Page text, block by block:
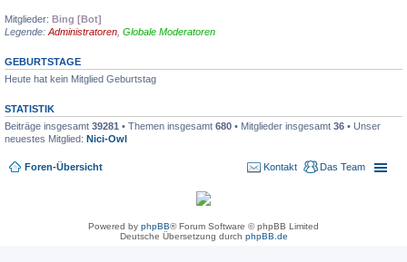
Mitglieder: Bing [Bot]
Legende: Administratoren Globale Moderatoren
GEBURTSTAGE
Heute hat kein Mitglied Geburtstag
STATISTIK
Beiträge insgesamt 39281 • Themen insgesamt 680 • Mitglieder insgesamt 36 • Unser
neuestes Mitglied: Nici-Owl
Foren-Übersicht Das Team
Kontakt
Powered by phpBB® Forum Software © phpBB Limited
Deutsche Übersetzung durch phpBB.de